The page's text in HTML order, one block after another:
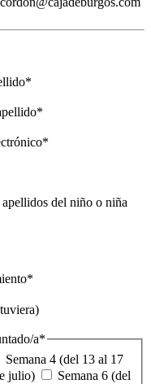
del niño o niña
a*
Semana 4 (del 13 al 17
julio)
Semana 6 (del